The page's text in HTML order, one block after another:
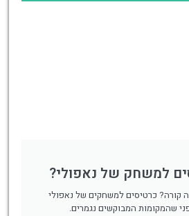
למשחק של נאפולי?
קורה? כרטיסים למשחקים של נאפולי
שהמקומות המבוקשים נגמרים.